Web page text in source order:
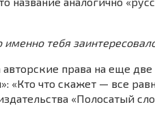
именно тебя
права на еще
«Кто что скажет — все
«Полосатый